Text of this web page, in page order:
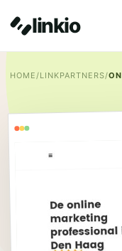
linkio
HOME/LINKPARTNERS/